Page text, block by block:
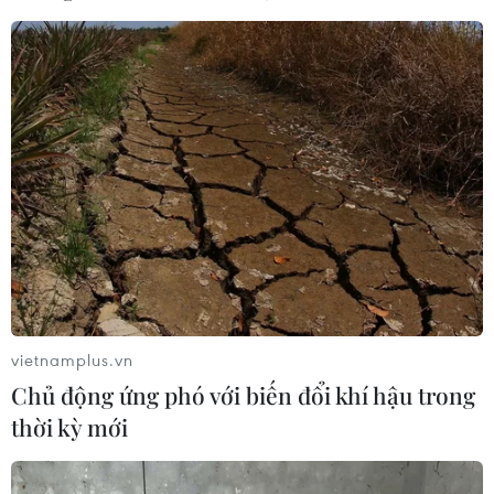
Washington để hội đàm
Tổng thống Mỹ
Thủ tướng Israel Benjamin
Netanyahu cho biết ông
đang khởi hành đến
Washington, DC, nơi ông
sẽ gặp Tổng thống Mỹ
Donald Trump và thảo
luận về các vấn đề hiện
tại, bao gồm cả tình hình
xung quanh Iran.
NGHE
lên tiếng về clip 2 cô gái
mặc đồ nhân viên y tế
livestream phản cảm
Liên quan đến video hai
cô gái mặc trang phục y tế
livestream có hành vi và
lời lẽ không chuẩn
mực, Bệnh viện Đa khoa
Đức Giang, Hà Nội đã
chính thức lên tiếng làm rõ
vụ việc.
vietnamplus.vn
Chủ động ứng phó với biến đổi khí hậu trong
thời kỳ mới